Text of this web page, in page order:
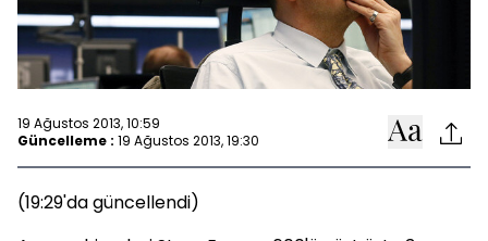
19 Ağustos 2013, 10:59
Güncelleme : 19 Ağustos 2013, 19:30
(19:29'da güncellendi)